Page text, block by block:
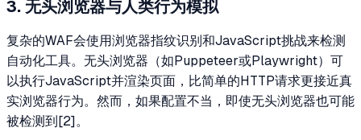
3. 无头浏览器与人类行为模拟
复杂的WAF会使用浏览器指纹识别和JavaScript挑战来检测
自动化工具。无头浏览器（如Puppeteer或Playwright）可
以执行JavaScript并渲染页面，比简单的HTTP请求更接近真
实浏览器行为。然而，如果配置不当，即使无头浏览器也可能
被检测到[2]。